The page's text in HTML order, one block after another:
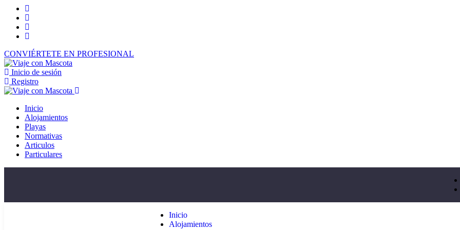
CONVIÉRTETE EN PROFESIONAL
Inicio de sesión
Registro
Inicio
Alojamientos
Playas
Normativas
Articulos
Particulares
Inicio
Alojamientos